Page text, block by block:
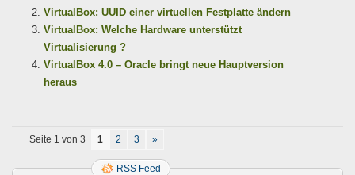
VirtualBox: UUID einer virtuellen Festplatte ändern
VirtualBox: Welche Hardware unterstützt
Virtualisierung ?
VirtualBox 4.0 – Oracle bringt neue Hauptversion
heraus
Seite 1 von 3 1 2 3 »
RSS Feed